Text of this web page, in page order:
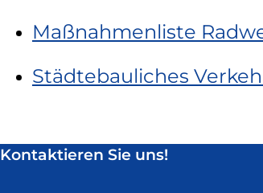
Maßnahmenliste
Städtebauliches
Kontaktieren Sie uns!